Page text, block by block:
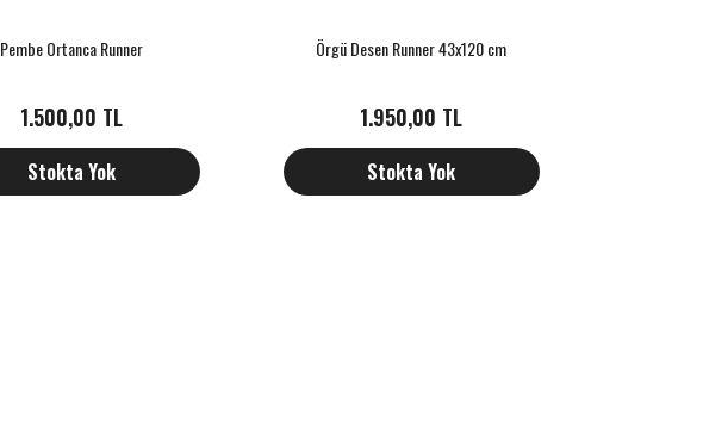
Pembe Ortanca Runner
1.500,00 TL
Stokta Yok
Örgü Desen Runner 43x120 cm
1.950,00 TL
Stokta Yok